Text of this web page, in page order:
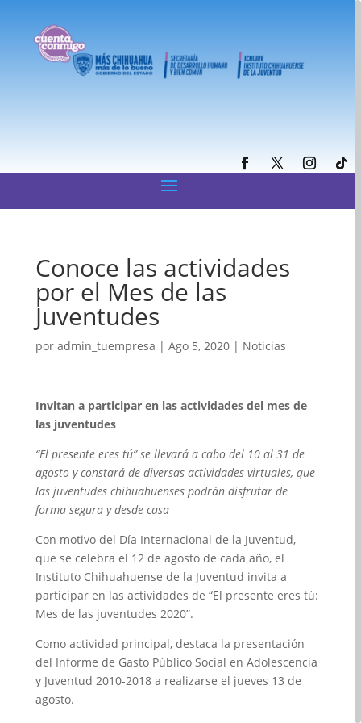
Conoce las actividades
por el Mes de las
Juventudes
por admin_tuempresa | Ago 5, 2020 | Noticias
Invitan a participar en las actividades del mes de
las juventudes
“El presente eres tú” se llevará a cabo del 10 al 31 de
agosto y constará de diversas actividades virtuales, que
las juventudes chihuahuenses podrán disfrutar de
forma segura y desde casa
Con motivo del Día Internacional de la Juventud,
que se celebra el 12 de agosto de cada año, el
Instituto Chihuahuense de la Juventud invita a
participar en las actividades de “El presente eres tú:
Mes de las juventudes 2020”.
Como actividad principal, destaca la presentación
del Informe de Gasto Público Social en Adolescencia
y Juventud 2010-2018 a realizarse el jueves 13 de
agosto.